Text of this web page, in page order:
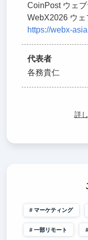
CoinPost ウェ
WebX2026 ウェ
https://webx-
代表者
各務貴仁
詳
マーケティング
一部リモート